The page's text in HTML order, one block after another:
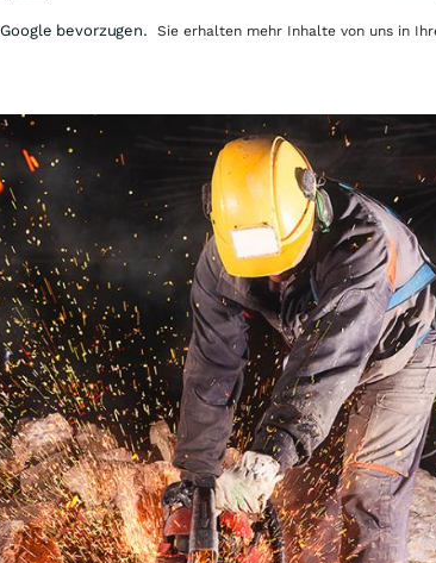
Google bevorzugen. Sie erhalten mehr Inhalte von uns in